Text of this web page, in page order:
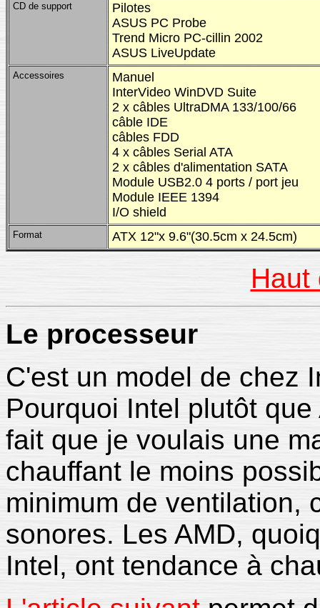
CD de support
Pilotes
ASUS PC Probe
Trend Micro PC-cillin 2002
ASUS LiveUpdate
Accessoires
Manuel
InterVideo WinDVD Suite
2 x câbles UltraDMA 133/100/66
câble IDE
câbles FDD
4 x câbles Serial ATA
2 x câbles d'alimentation SATA
Module USB2.0 4 ports / port jeu
Module IEEE 1394
I/O shield
Format ATX 12"x 9.6"(30.5cm x 24.5cm)
Haut
Le processeur
C'est un model de chez
Pourquoi Intel plutôt
fait que je voulais une
chauffant le moins
minimum de ventilation,
sonores. Les AMD,
Intel, ont tendance à